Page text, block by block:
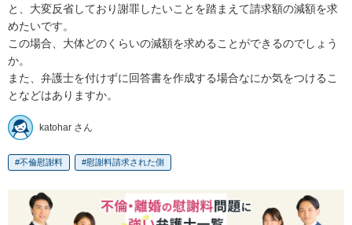
と、大変反省しており謝罪したいことを踏まえて請求額の減額を求
めたいです。
この場合、大体どのくらいの減額を求めることができるのでしょう
か。
また、弁護士を付けずに回答書を作成する場合なにか気をつけるこ
となどはありますか。
katohar さん
不倫慰謝料 慰謝料請求された側